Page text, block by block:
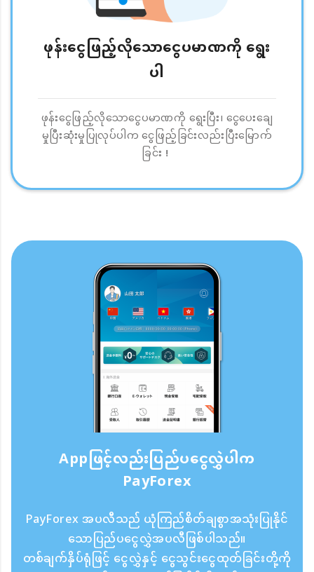
ဖုန်းငွေဖြည့်လိုသောငွေပမာဏကို ရွေး
ပါ
ဖုန်းငွေဖြည့်လိုသောငွေပမာဏကို ရွေးပြီး၊ ငွေပေးချေ
မှုပြီးဆုံးမှုပြုလုပ်ပါက ငွေဖြည့်ခြင်းလည်းပြီးမြောက်
ခြင်း！
Appဖြင့်လည်းပြည်ပငွေလွှဲပါက
PayForex
PayForex အပလီသည် ယုံကြည်စိတ်ချစွာအသုံးပြုနိုင်
သောပြည်ပငွေလွှဲအပလီဖြစ်ပါသည်။
တစ်ချက်နှိပ်ရုံဖြင့် ငွေလွှဲနှင့် ငွေသွင်းငွေထုတ်ခြင်းတို့ကို